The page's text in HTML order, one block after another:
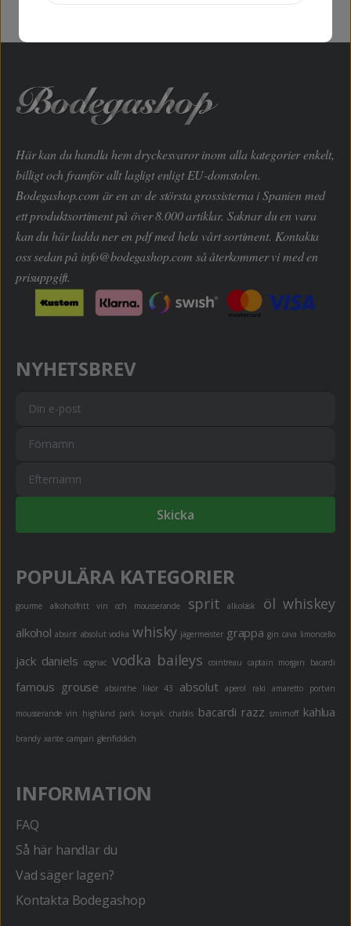
Här kan du handla hem dryckesvaror inom alla kategorier enkelt,
billigt och framför allt lagligt enligt EU-domstolen.
Bodegashop.com är en av de största grossisterna i Spanien med
ett produktsortiment på över 8.000 artiklar. Saknar du en vara
kan du här ladda ner en pdf med hela vårt sortiment. Kontakta
oss sedan på info@bodegashop.com så återkommer vi med en
prisuppgift.
NYHETSBREV
Skicka
POPULÄRA KATEGORIER
gourme alkoholfritt vin och mousserande sprit alkoläsk öl whiskey
alkohol absint absolut vodka whisky jägermeister grappa gin cava limoncello
jack daniels cognac vodka baileys cointreau captain morgan bacardi
famous grouse absinthe likör 43 absolut aperol raki amaretto portvin
mousserande vin highland park konjak chablis bacardi razz smirnoff kahlua
brandy xante campari glenfiddich
INFORMATION
FAQ
Så här handlar du
Vad säger lagen?
Kontakta Bodegashop